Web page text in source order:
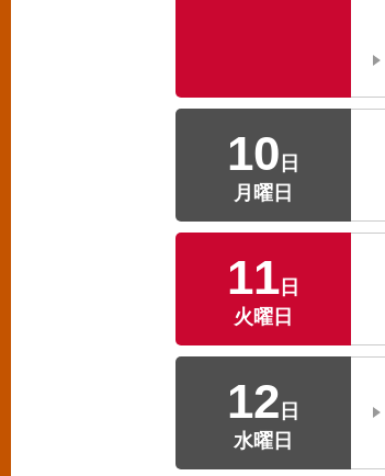
10 日
月曜日
11 日
火曜日
12 日
水曜日